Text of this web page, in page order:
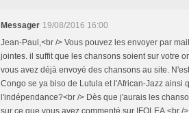
Messager 19/08/2016 16:00
Jean-Paul,<br /> Vous pouvez les envoyer par
jointes. il suffit que les chansons soient sur votre
vous avez déjà envoyé des chansons au site.
Congo se ya biso de Lutula et l'African-Jazz ainsi
l'indépendance?<br /> Dès que j'aurais les